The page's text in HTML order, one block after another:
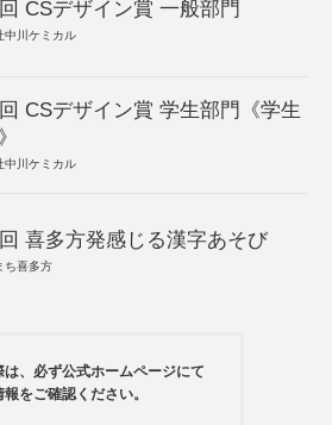
CSデザイン賞 一般部門
中川ケミカル
CSデザイン賞 学生部門《学生
中川ケミカル
喜多方発感じる漢字あそび
ち喜多方
は、必ず公式ホームページにて
をご確認ください。